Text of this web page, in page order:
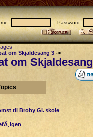
Password:
om Skjaldesang 3 ->
om
til Broby Gl. skole